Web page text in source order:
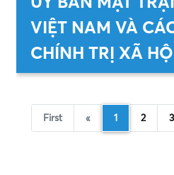
VIỆT NAM VÀ
CHÍNH TRỊ XÃ
First « 1 2 3